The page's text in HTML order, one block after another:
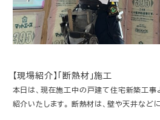
【現場紹介】「断熱材」施工
本日は、現在施工中の戸建て住宅新築工事
紹介いたします。 断熱材は、壁や天井な